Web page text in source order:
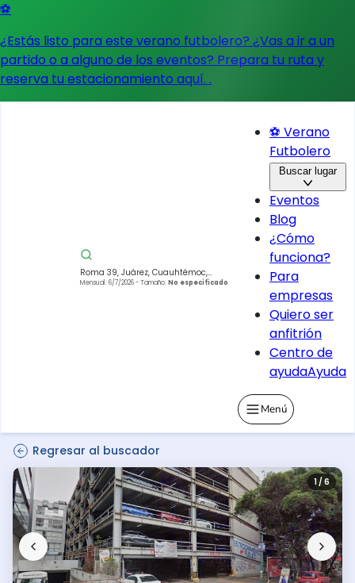
⚽
¿Estás listo para este verano futbolero? ¿Vas a ir a un
partido o a alguno de los eventos? Prepara tu ruta y
reserva tu estacionamiento aquí. .
Roma 39, Juárez, Cuauhtémoc,
06600 Juárez, CDMX, México
Mensual: 6/7/2026- Tamaño: No especificado
⚽ Verano
Futbolero
Buscar lugar
Eventos
Blog
¿Cómo
funciona?
Para
empresas
Quiero ser
anfitrión
Centro de
ayudaAyuda
Menú
Regresar al buscador
1 / 6